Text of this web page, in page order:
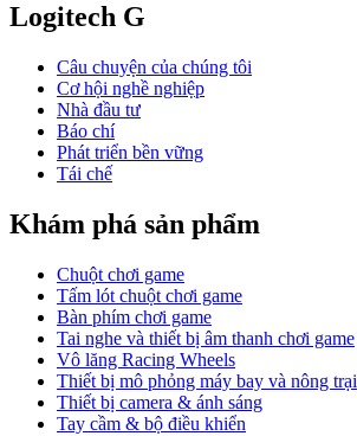
Logitech G
Câu chuyện của chúng tôi
Cơ hội nghề nghiệp
Nhà đầu tư
Báo chí
Phát triển bền vững
Tái chế
Khám phá sản phẩm
Chuột chơi game
Tấm lót chuột chơi game
Bàn phím chơi game
Tai nghe và thiết bị âm thanh chơi game
Vô lăng Racing Wheels
Thiết bị mô phỏng máy bay và nông trại
Thiết bị camera & ánh sáng
Tay cầm & bộ điều khiển